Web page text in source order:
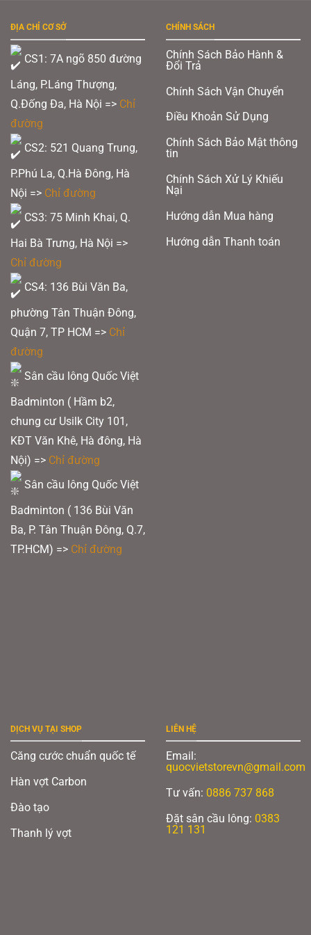
này
Các
có
thể
chọn
trang
sản
ĐỊA CHỈ CƠ SỞ
CS1: 7A ngõ 850 đường
Láng, P.Láng Thượng,
Q.Đống Đa, Hà Nội => Chỉ
đường
CS2: 521 Quang Trung,
P.Phú La, Q.Hà Đông, Hà
Nội => Chỉ đường
CS3: 75 Minh Khai, Q.
Hai Bà Trưng, Hà Nội =>
Chỉ đường
CS4: 136 Bùi Văn Ba,
phường Tân Thuận Đông,
Quận 7, TP HCM => Chỉ
đường
Sân cầu lông Quốc Việt
Badminton ( Hầm b2,
chung cư Usilk City 101,
KĐT Văn Khê, Hà đông, Hà
Nội) => Chỉ đường
Sân cầu lông Quốc Việt
Badminton ( 136 Bùi Văn
Ba, P. Tân Thuận Đông, Q.7,
TP.HCM) => Chỉ đường
CHÍNH SÁCH
Chính Sách Bảo Hành &
Đổi Trả
Chính Sách Vận Chuyển
Điều Khoản Sử Dụng
Chính Sách Bảo Mật thông
tin
Chính Sách Xử Lý Khiếu
Nại
Hướng dẫn Mua hàng
Hướng dẫn Thanh toán
DỊCH VỤ TẠI SHOP
Căng cước chuẩn quốc tế
Hàn vợt Carbon
Đào tạo
Thanh lý vợt
LIÊN HỆ
Email:
quocvietstorevn@gmail.com
Tư vấn: 0886 737 868
Đặt sân cầu lông: 0383
121 131